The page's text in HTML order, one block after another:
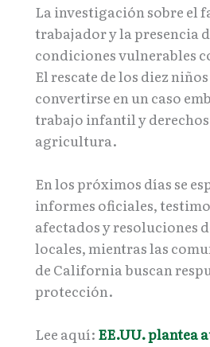
La investigación sobre el
trabajador y la presencia
condiciones vulnerables
El rescate de los diez
convertirse en un caso
trabajo infantil y derechos
agricultura.
En los próximos días se
informes oficiales,
afectados y resoluciones
locales, mientras las
de California buscan
protección.
Lee aquí: EE.UU. plantea